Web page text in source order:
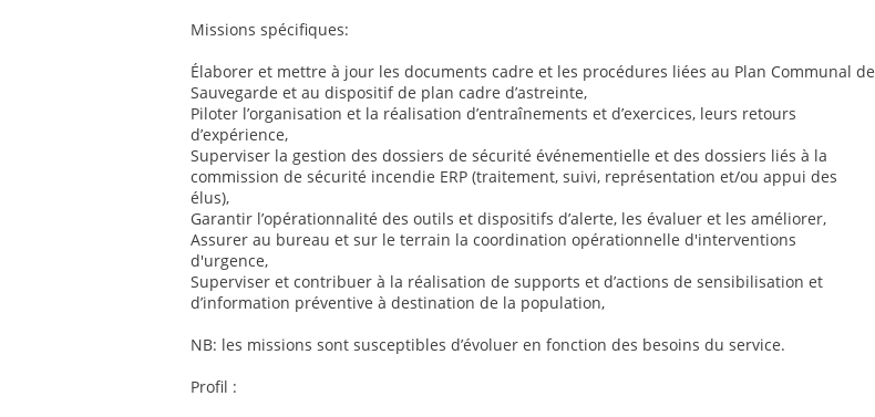
Missions spécifiques:
Élaborer et mettre à jour les documents cadre et les procédures liées au Plan Communal de
Sauvegarde et au dispositif de plan cadre d’astreinte,
Piloter l’organisation et la réalisation d’entraînements et d’exercices, leurs retours
d’expérience,
Superviser la gestion des dossiers de sécurité événementielle et des dossiers liés à la
commission de sécurité incendie ERP (traitement, suivi, représentation et/ou appui des
élus),
Garantir l’opérationnalité des outils et dispositifs d’alerte, les évaluer et les améliorer,
Assurer au bureau et sur le terrain la coordination opérationnelle d'interventions
d'urgence,
Superviser et contribuer à la réalisation de supports et d’actions de sensibilisation et
d’information préventive à destination de la population,
NB: les missions sont susceptibles d’évoluer en fonction des besoins du service.
Profil :